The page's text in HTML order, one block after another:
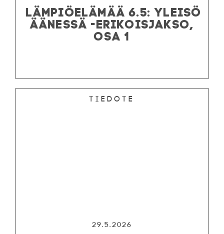
LÄMPIÖELÄMÄÄ 6.5: YLEISÖ
ÄÄNESSÄ -ERIKOISJAKSO,
OSA 1
Tiedote
29.5.2026